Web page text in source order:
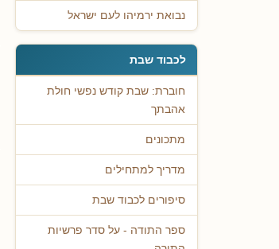
נבואת ירמיהו לעם ישראל
לכבוד שבת
חוברת: שבת קודש נפשי חולת
אהבתך
מתכונים
מדריך למתחילים
סיפורים לכבוד שבת
ספר התודה - על סדר פרשיות